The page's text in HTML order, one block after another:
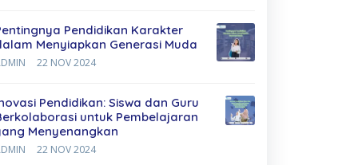
Pendidikan Karakter
Menyiapkan Generasi Muda
22 NOV 2024
Pendidikan: Siswa dan Guru
untuk Pembelajaran
Menyenangkan
22 NOV 2024